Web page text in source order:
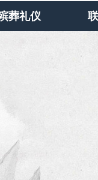
葬礼仪